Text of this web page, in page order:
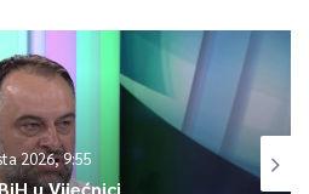
šest mjeseci. Obuvaćeno je
ustanove socijalne zaštite i tri
– Dom zdravlja Sarajevo, Opća
je.
2026, 9:55
u Vijećnici